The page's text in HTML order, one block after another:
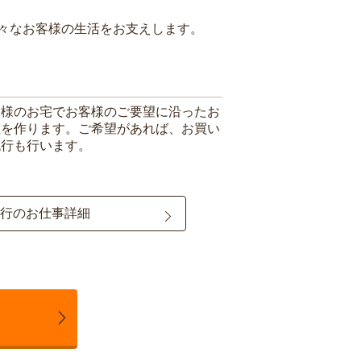
お客様の生活をお支えします。
のお宅でお客様のご要望に沿ったお
作ります。ご希望があれば、お買い
も行います。
のお仕事詳細